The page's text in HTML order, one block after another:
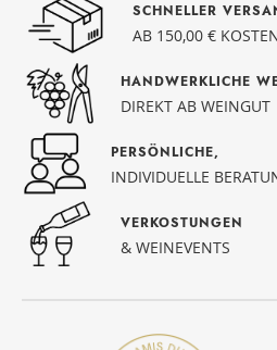
SCHNELLER
AB 150,00 €
HANDWERKLICHE
DIREKT AB WEINGUT
PERSÖNLICHE,
INDIVIDUELLE
VERKOSTUNGEN
& WEINEVENTS